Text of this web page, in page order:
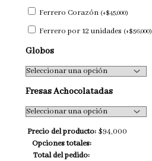
Ferrero Corazón (+$45,000)
Ferrero por 12 unidades (+$56,000)
Globos
Fresas Achocolatadas
Precio del producto: $94,000
Opciones totales:
Total del pedido: